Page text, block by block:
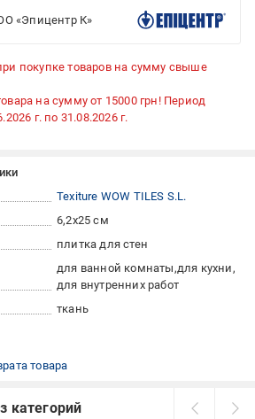
«Эпицентр К»
покупке товаров на сумму свыше
на сумму от 15000 грн! Период
г. по 31.08.2026 г.
Texiture WOW TILES S.L.
6,2x25 см
плитка для стен
для ванной комнаты для кухни
для внутренних работ
ткань
товара
категорий